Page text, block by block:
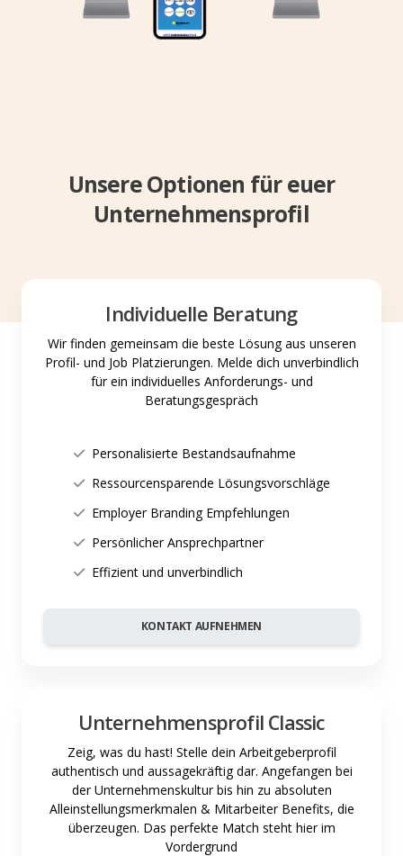
Unsere Optionen für euer
Unternehmensprofil
Individuelle Beratung
Wir finden gemeinsam die beste Lösung aus unseren
Profil- und Job Platzierungen. Melde dich unverbindlich
für ein individuelles Anforderungs- und
Beratungsgespräch
Personalisierte Bestandsaufnahme
Ressourcensparende Lösungsvorschläge
Employer Branding Empfehlungen
Persönlicher Ansprechpartner
Effizient und unverbindlich
KONTAKT AUFNEHMEN
Unternehmensprofil Classic
Zeig, was du hast! Stelle dein Arbeitgeberprofil
authentisch und aussagekräftig dar. Angefangen bei
der Unternehmenskultur bis hin zu absoluten
Alleinstellungsmerkmalen & Mitarbeiter Benefits, die
überzeugen. Das perfekte Match steht hier im
Vordergrund